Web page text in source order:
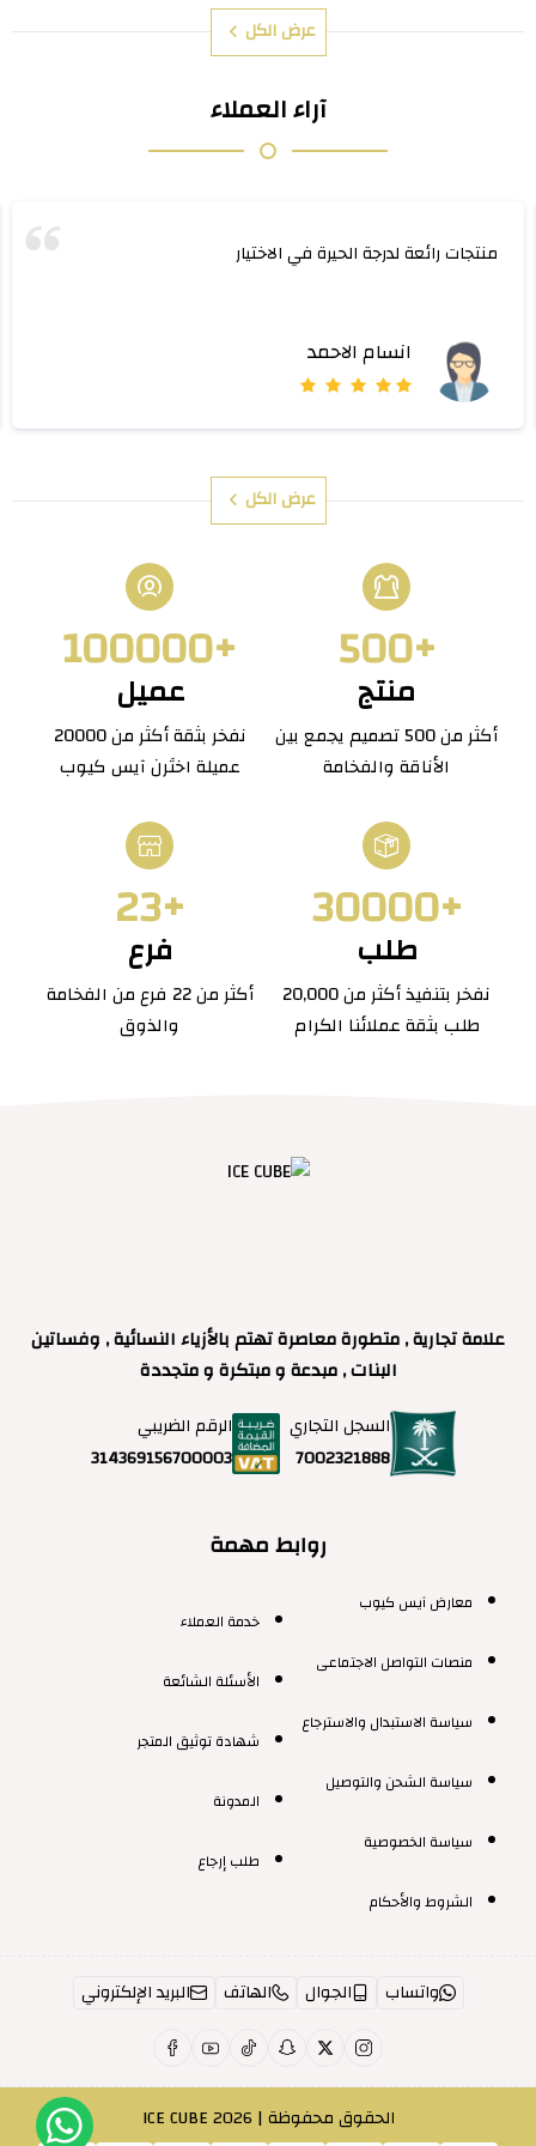
عرض الكل
آراء العملاء
منتجات رائعة لدرجة الحيرة في الاختيار
انسام الاحمد
عرض الكل
+500
منتج
أكثر من 500 تصميم يجمع بين
الأناقة والفخامة
+100000
عميل
نفخر بثقة أكثر من 20000
عميلة اختَرن آيس كيوب
+30000
طلب
نفخر بتنفيذ أكثر من 20,000
طلب بثقة عملائنا الكرام
+23
فرع
أكثر من 22 فرع من الفخامة
والذوق
روابط مهمة
معارض آيس كيوب
منصات التواصل الاجتماعى
سياسة الاستبدال والاسترجاع
سياسة الشحن والتوصيل
سياسة الخصوصية
الشروط والأحكام
خدمة العملاء
الأسئلة الشائعة
شهادة توثيق المتجر
المدونة
طلب إرجاع
علامة تجارية , متطورة معاصرة تهتم بالأزياء النسائية , وفساتين
البنات , مبدعة و مبتكرة و متجددة
السجل التجاري
7002321888
الرقم الضريبي
314369156700003
واتساب الجوال الهاتف البريد الإلكتروني
الحقوق محفوظة | 2026 ICE CUBE